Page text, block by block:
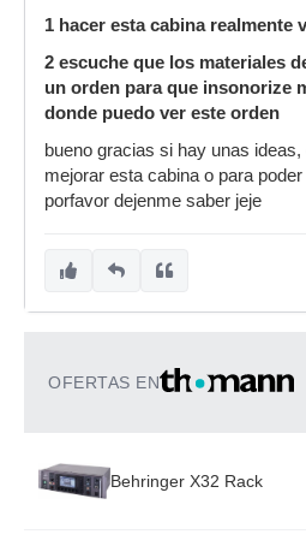
1 hacer esta cabina realmente
2 escuche que los materiales
un orden para que insonorize
donde puedo ver este orden
bueno gracias si hay unas
mejorar esta cabina o para
porfavor dejenme saber jeje
OFERTAS EN
Behringer X32 Rack